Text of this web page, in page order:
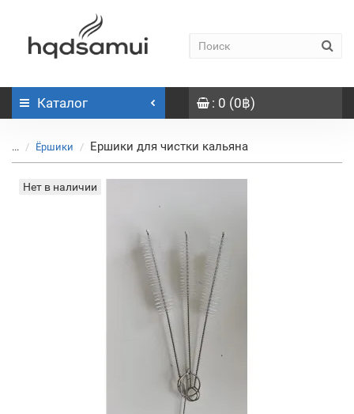
Каталог : 0 (0฿)
... Ёршики Ершики для чистки кальяна
Нет в наличии